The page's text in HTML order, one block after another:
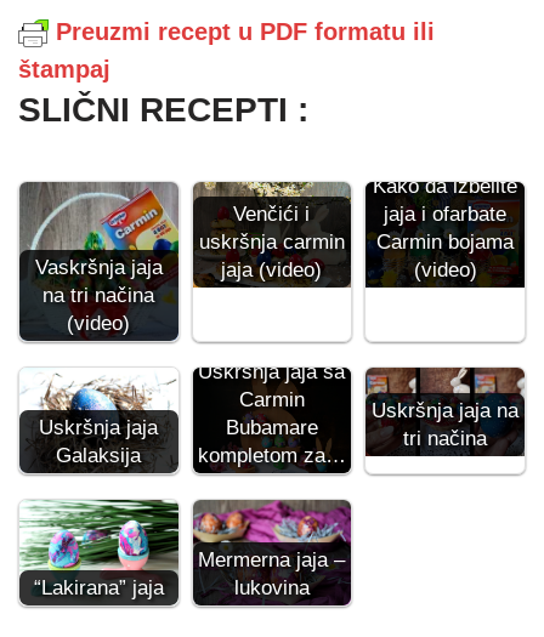
Preuzmi recept u PDF formatu ili
štampaj
SLIČNI RECEPTI :
Vaskršnja jaja
na tri načina
(video)
Venčići i
uskršnja carmin
jaja (video)
Kako da izbelite
jaja i ofarbate
Carmin bojama
(video)
Uskršnja jaja
Galaksija
Uskršnja jaja sa
Carmin
Bubamare
kompletom za…
Uskršnja jaja na
tri načina
“Lakirana” jaja
Mermerna jaja –
lukovina